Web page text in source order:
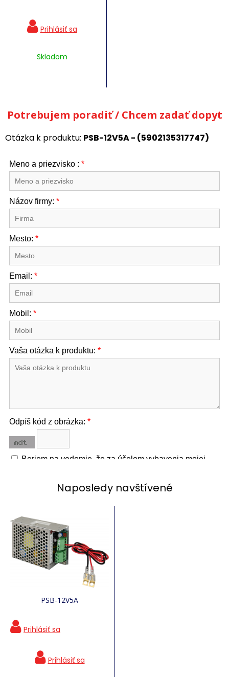
Skladom
Potrebujem poradiť / Chcem zadať dopyt
Otázka k produktu: PSB-12V5A - (5902135317747)
Naposledy navštívené
PSB-12V5A